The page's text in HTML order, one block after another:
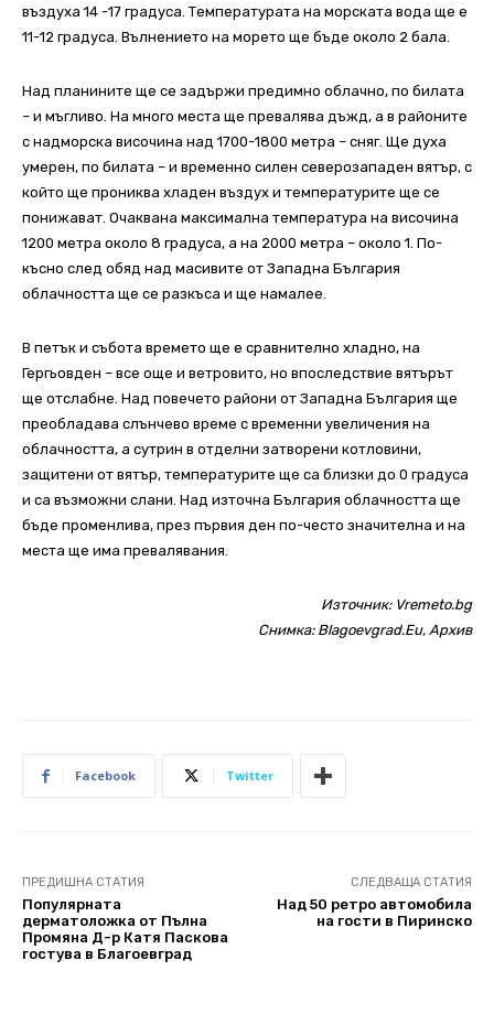
въздуха 14 -17 градуса. Температурата на морската вода ще е
11-12 градуса. Вълнението на морето ще бъде около 2 бала.
Над планините ще се задържи предимно облачно, по билата
– и мъгливо. На много места ще превалява дъжд, а в районите
с надморска височина над 1700-1800 метра – сняг. Ще духа
умерен, по билата – и временно силен северозападен вятър, с
който ще прониква хладен въздух и температурите ще се
понижават. Очаквана максимална температура на височина
1200 метра около 8 градуса, а на 2000 метра – около 1. По-
късно след обяд над масивите от Западна България
облачността ще се разкъса и ще намалее.
В петък и събота времето ще е сравнително хладно, на
Гергьовден – все още и ветровито, но впоследствие вятърът
ще отслабне. Над повечето райони от Западна България ще
преобладава слънчево време с временни увеличения на
облачността, а сутрин в отделни затворени котловини,
защитени от вятър, температурите ще са близки до 0 градуса
и са възможни слани. Над източна България облачността ще
бъде променлива, през първия ден по-често значителна и на
места ще има превалявания.
Източник: Vremeto.bg
Снимка: Blagoevgrad.Eu, Архив
Facebook Twitter
ПРЕДИШНА СТАТИЯ
Популярната
дерматоложка от Пълна
Промяна Д-р Катя Паскова
гостува в Благоевград
СЛЕДВАЩА СТАТИЯ
Над 50 ретро автомобила
на гости в Пиринско